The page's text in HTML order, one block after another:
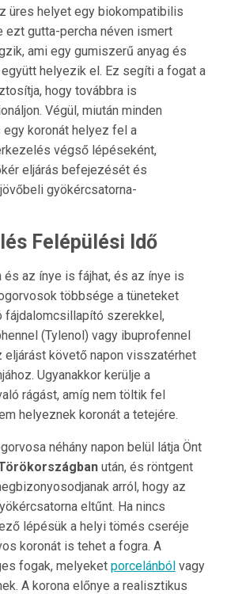
üres helyet egy biokompatibilis
ezt gutta-percha néven ismert
ami egy gumiszerű anyag és
helyezik el. Ez segíti a fogat a
hogy továbbra is
Végül, miután minden
koronát helyez fel a
végső lépéseként,
eljárás befejezését és
gyökércsatorna-
Felépülési Idő
és az ínye is fájhat, és az ínye is
többsége a tüneteket
fájdalomcsillapító szerekkel,
(Tylenol) vagy ibuprofennel
követő napon visszatérhet
Ugyanakkor kerülje a
rágást, amíg nem töltik fel
helyeznek koronát a tetejére.
néhány napon belül látja Önt
után, és röntgent
arról, hogy az
eltűnt. Ha nincs
lépésük a helyi tömés cseréje
koronát is tehet a fogra. A
fogak, melyeket porcelánbólvagy
A korona előnye a realisztikus